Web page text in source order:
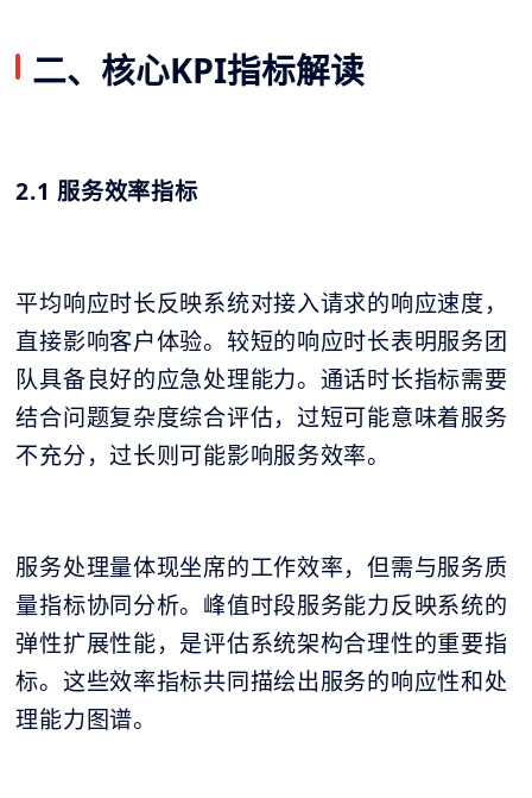
二、核心KPI指标解读
2.1 服务效率指标
平均响应时长反映系统对接入请求的响应速度，
直接影响客户体验。较短的响应时长表明服务团
队具备良好的应急处理能力。通话时长指标需要
结合问题复杂度综合评估，过短可能意味着服务
不充分，过长则可能影响服务效率。
服务处理量体现坐席的工作效率，但需与服务质
量指标协同分析。峰值时段服务能力反映系统的
弹性扩展性能，是评估系统架构合理性的重要指
标。这些效率指标共同描绘出服务的响应性和处
理能力图谱。